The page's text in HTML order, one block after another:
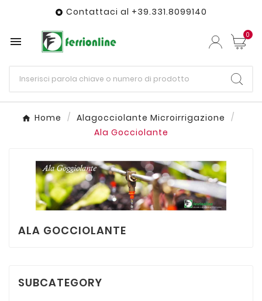
 Contattaci al +39.331.8099140
 0
Home
Alagocciolante Microirrigazione
Ala Gocciolante
ALA GOCCIOLANTE
SUBCATEGORY